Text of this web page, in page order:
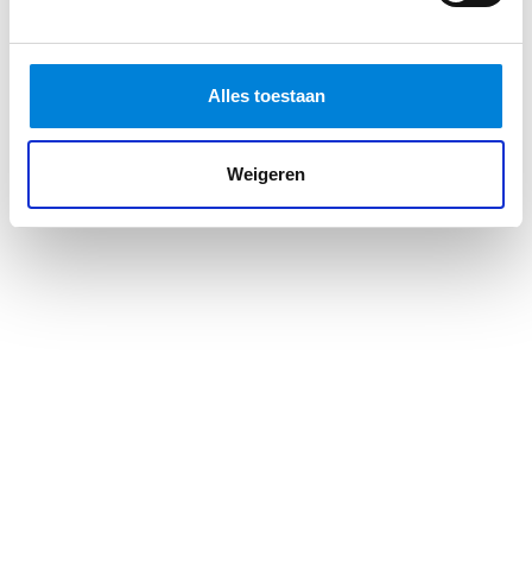
Alles toestaan
Weigeren